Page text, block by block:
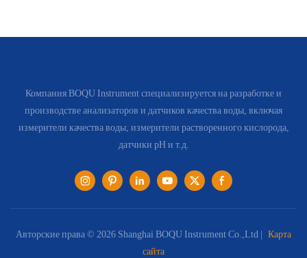
температурах)
Компания BOQU Instrument специализируется на разработке и
производстве анализаторов и датчиков качества воды, включая
измерители качества воды, измерители растворенного кислорода,
датчики pH и т.д.
Авторские права © 2026 Shanghai BOQU Instrument Co.,Ltd | Карта
сайта